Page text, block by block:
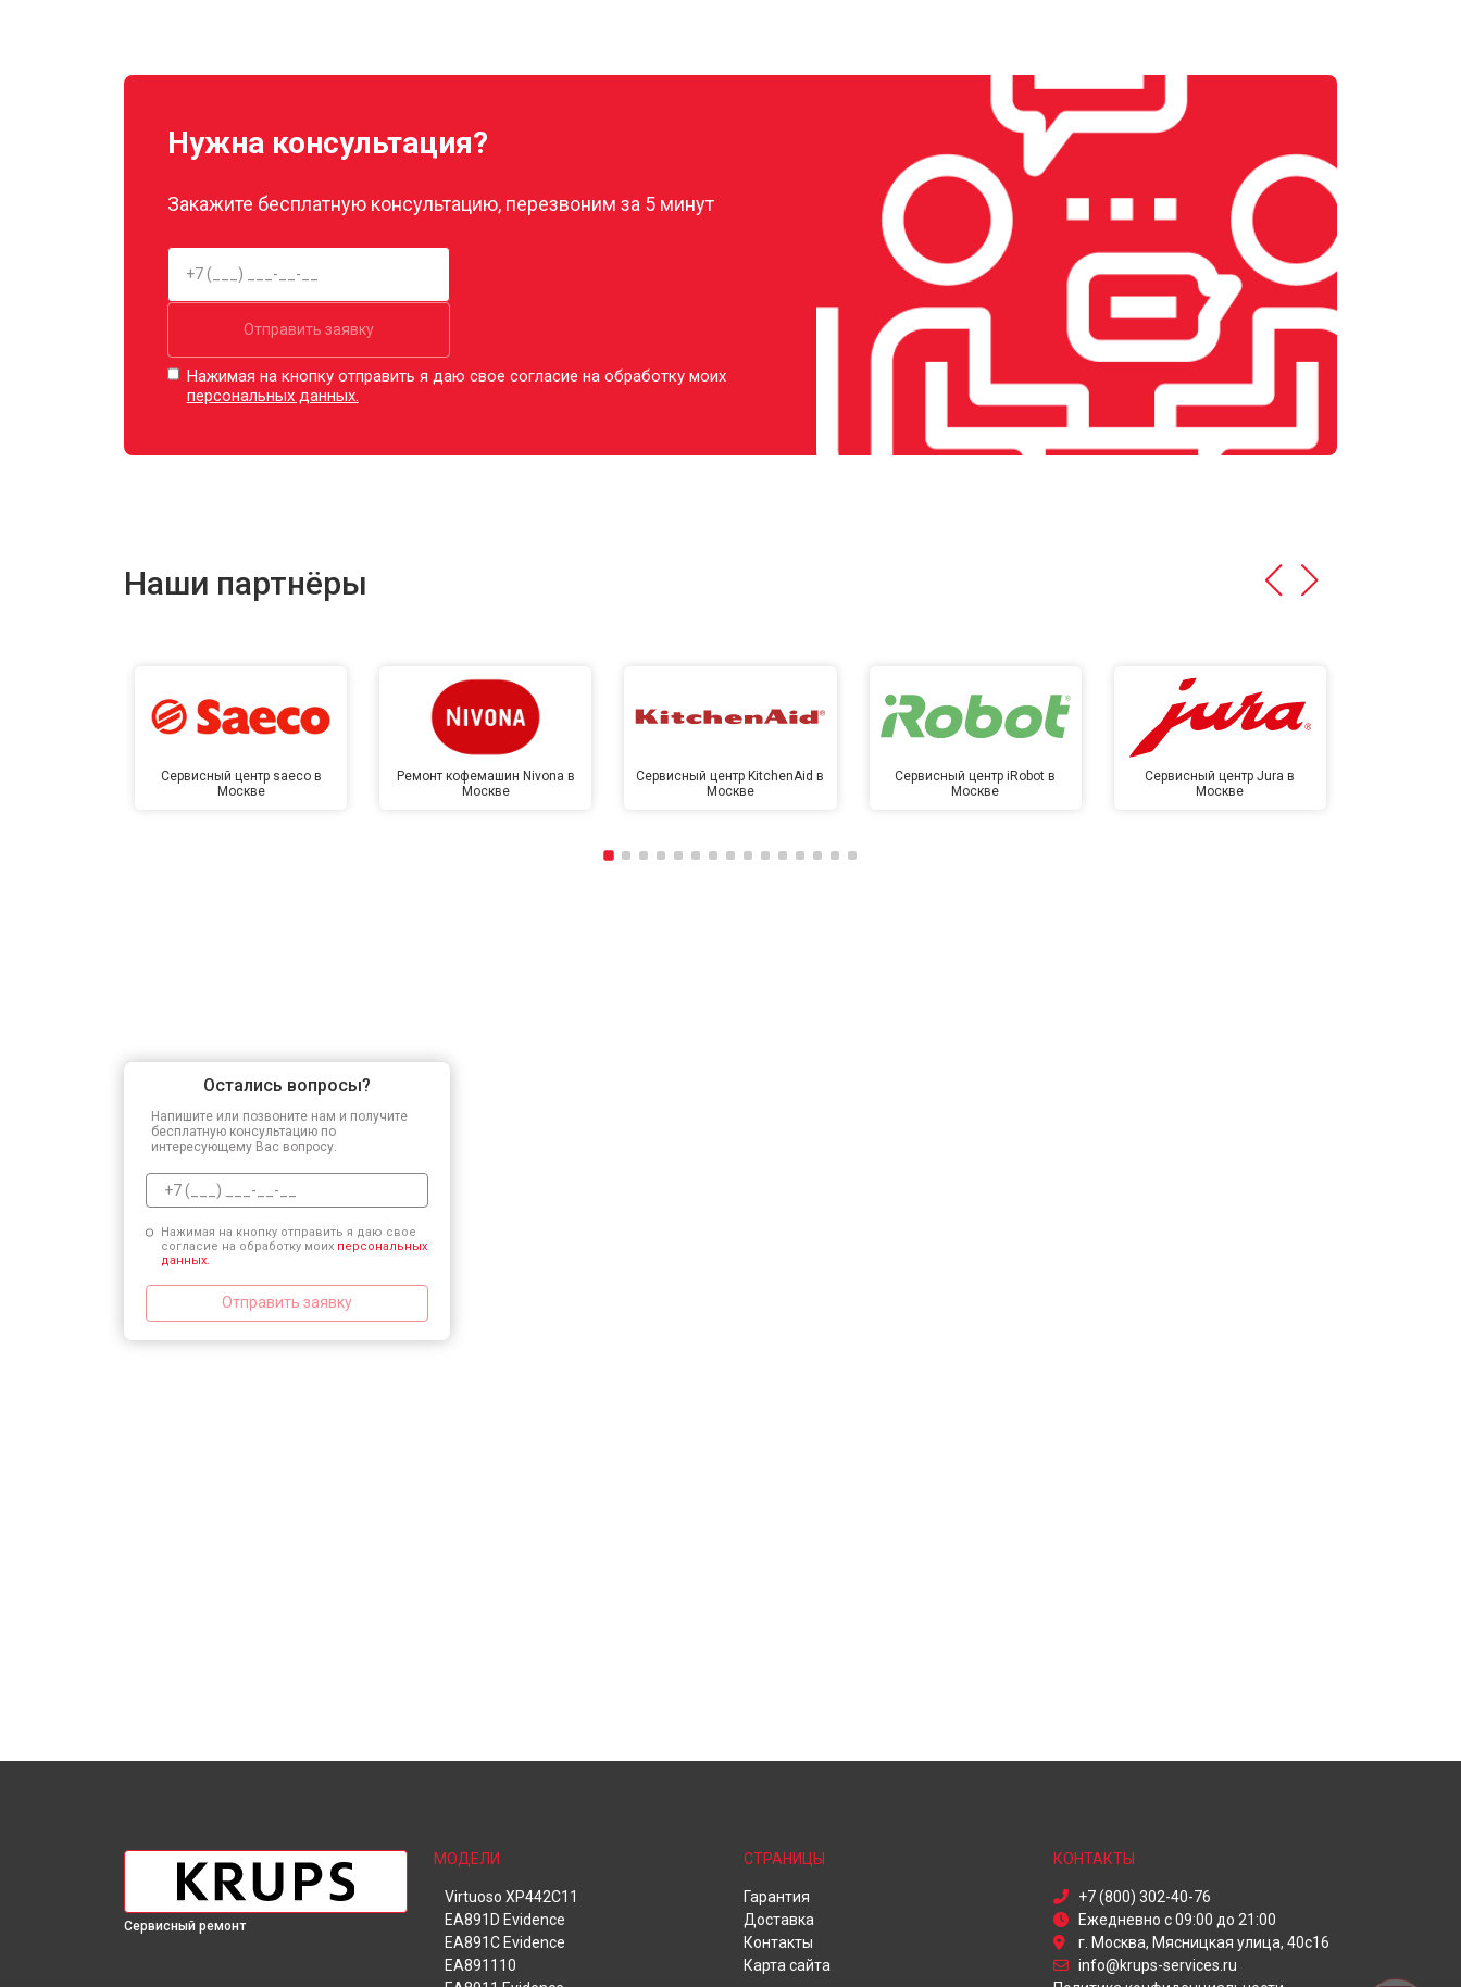
от 2400 ₽
от 2500 ₽ Заказать
Нужна консультация?
Закажите бесплатную консультацию, перезвоним за 5 минут
Отправить заявку
Нажимая на кнопку отправить я даю свое согласие на обработку моих
персональных данных.
Наши партнёры
Сервисный центр saeco в
Москве
Ремонт кофемашин Nivona в
Москве
Сервисный центр KitchenAid в
Москве
Сервисный центр iRobot в
Москве
Сервисный центр Jura в
Москве
Остались вопросы?
Напишите или позвоните нам и получите
бесплатную консультацию по
интересующему Вас вопросу.
Нажимая на кнопку отправить я даю свое
согласие на обработку моих персональных
данных.
Отправить заявку
Сервисный ремонт
МОДЕЛИ
Virtuoso XP442C11
EA891D Evidence
EA891C Evidence
EA891110
СТРАНИЦЫ
Гарантия
Доставка
Контакты
Карта сайта
КОНТАКТЫ
+7 (800) 302-40-76
Ежедневно с 09:00 до 21:00
г. Москва, Мясницкая улица, 40с16
info@krups-services.ru